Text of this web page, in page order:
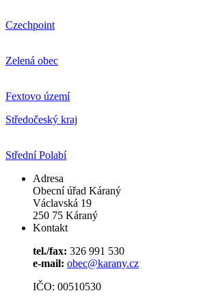
Czechpoint
Zelená obec
Fextovo území
Středočeský kraj
Střední Polabí
Adresa
Obecní úřad Káraný
Václavská 19
250 75 Káraný
Kontakt
tel./fax: 326 991 530
e-mail: obec@karany.cz
IČO: 00510530